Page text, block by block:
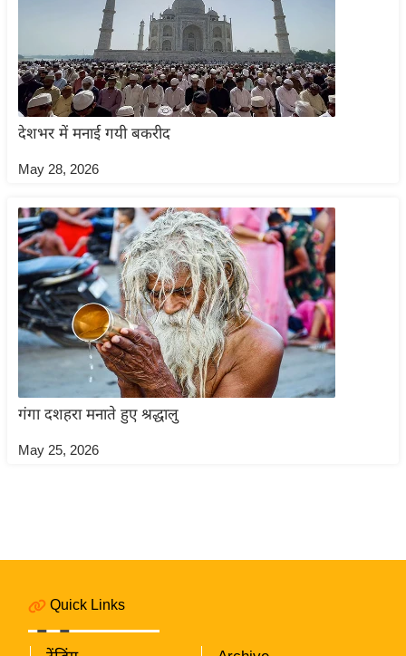
मा
तृ
भू
मि
भ
म
.
आ
र
.
आ
ई
.
चा
य
क्षा
र्म
ज्यो
देशभर में मनाई गयी बकरीद
May 28, 2026
गंगा दशहरा मनाते हुए श्रद्धालु
May 25, 2026
Quick Links